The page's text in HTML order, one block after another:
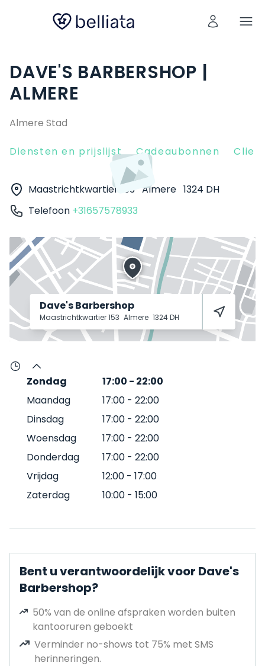
DAVE'S BARBERSHOP |
ALMERE
Almere Stad
Diensten en prijslijst Cadeaubonnen
Maastrichtkwartier 153 Almere 1324 DH
Telefoon +31657578933
Dave's Barbershop
Maastrichtkwartier 153 Almere 1324 DH
Zondag 17:00 - 22:00
Maandag
17:00 - 22:00
Dinsdag
17:00 - 22:00
Woensdag
17:00 - 22:00
Donderdag
17:00 - 22:00
Vrijdag
12:00 - 17:00
Zaterdag
10:00 - 15:00
Bent u verantwoordelijk voor Dave's
Barbershop?
50% van de online afspraken worden buiten
kantooruren geboekt
Verminder no-shows tot 75% met SMS
herinneringen.